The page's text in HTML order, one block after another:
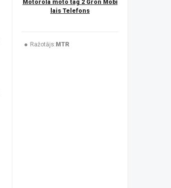
Motorola moto tag 2 Gron Mobi
lais Telefons
Ražotājs: MTR